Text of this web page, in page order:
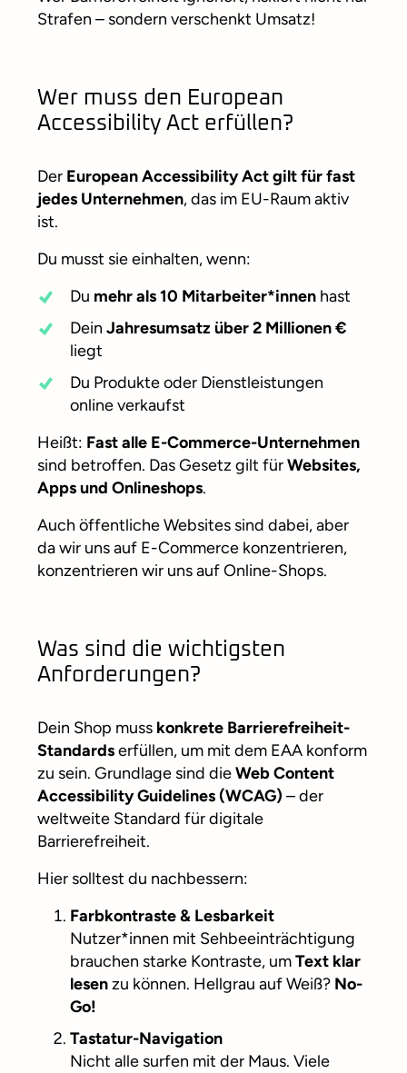
Strafen – sondern verschenkt Umsatz!
Wer muss den European
Accessibility Act erfüllen?
Der European Accessibility Act gilt für fast
jedes Unternehmen, das im EU-Raum aktiv
ist.
Du musst sie einhalten, wenn:
Du mehr als 10 Mitarbeiter*innen hast
Dein Jahresumsatz über 2 Millionen €
liegt
Du Produkte oder Dienstleistungen
online verkaufst
Heißt: Fast alle E-Commerce-Unternehmen
sind betroffen. Das Gesetz gilt fürWebsites,
Apps und Onlineshops.
Auch öffentliche Websites sind dabei, aber
da wir uns auf E-Commerce konzentrieren,
konzentrieren wir uns auf Online-Shops.
Was sind die wichtigsten
Anforderungen?
Dein Shop muss konkrete Barrierefreiheit-
Standardserfüllen, um mit dem EAA konform
zu sein. Grundlage sind dieWeb Content
Accessibility Guidelines (WCAG) – der
weltweite Standard für digitale
Barrierefreiheit.
Hier solltest du nachbessern:
Farbkontraste & Lesbarkeit
Nutzer*innen mit Sehbeeinträchtigung
brauchen starke Kontraste, umText klar
lesenzu können. Hellgrau auf Weiß? No-
Go!
Tastatur-Navigation
Nicht alle surfen mit der Maus. Viele